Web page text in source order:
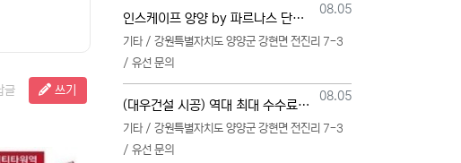
글 쓰기
등록일
08.05
인스케이프 양양 by 파르나스 단일 본부 모집
기타 / 강원특별자치도 양양군 강현면 전진리 7-3
/ 유선 문의
등록일
08.05
(대우건설 시공) 역대 최대 수수료 지급, 단독 단일 영업본부 선착순 모집 (팀,팀원 개별문의 가능)
기타 / 강원특별자치도 양양군 강현면 전진리 7-3
/ 유선 문의